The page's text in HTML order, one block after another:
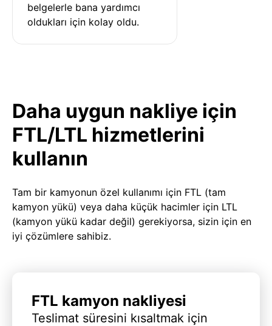
belgelerle bana yardımcı
oldukları için kolay oldu.
Daha uygun nakliye için
FTL/LTL hizmetlerini
kullanın
Tam bir kamyonun özel kullanımı için FTL (tam
kamyon yükü) veya daha küçük hacimler için LTL
(kamyon yükü kadar değil) gerekiyorsa, sizin için en
iyi çözümlere sahibiz.
FTL kamyon nakliyesi
Teslimat süresini kısaltmak için